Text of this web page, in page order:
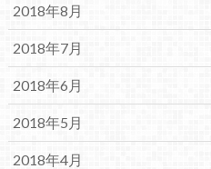
2018年8月
2018年7月
2018年6月
2018年5月
2018年4月